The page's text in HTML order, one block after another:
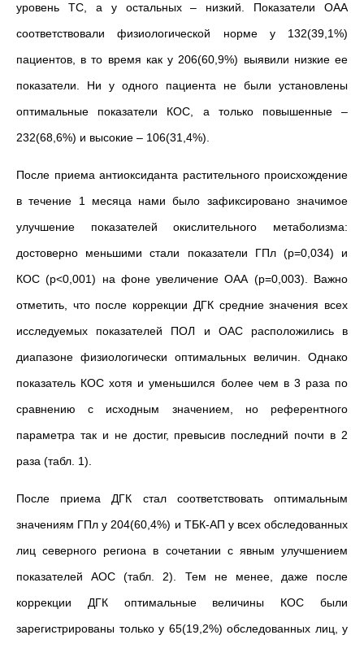
уровень ТС, а у остальных – низкий. Показатели ОАА
соответствовали физиологической норме у 132(39,1%)
пациентов, в то время как у 206(60,9%) выявили низкие ее
показатели. Ни у одного пациента не были установлены
оптимальные показатели КОС, а только повышенные –
232(68,6%) и высокие – 106(31,4%).
После приема антиоксиданта растительного происхождение
в течение 1 месяца нами было зафиксировано значимое
улучшение показателей окислительного метаболизма:
достоверно меньшими стали показатели ГПл (р=0,034) и
КОС (р<0,001) на фоне увеличение ОАА (р=0,003). Важно
отметить, что после коррекции ДГК средние значения всех
исследуемых показателей ПОЛ и ОАС расположились в
диапазоне физиологически оптимальных величин. Однако
показатель КОС хотя и уменьшился более чем в 3 раза по
сравнению с исходным значением, но референтного
параметра так и не достиг, превысив последний почти в 2
раза (табл. 1).
После приема ДГК стал соответствовать оптимальным
значениям ГПл у 204(60,4%) и ТБК-АП у всех обследованных
лиц северного региона в сочетании с явным улучшением
показателей АОС (табл. 2). Тем не менее, даже после
коррекции ДГК оптимальные величины КОС были
зарегистрированы только у 65(19,2%) обследованных лиц, у